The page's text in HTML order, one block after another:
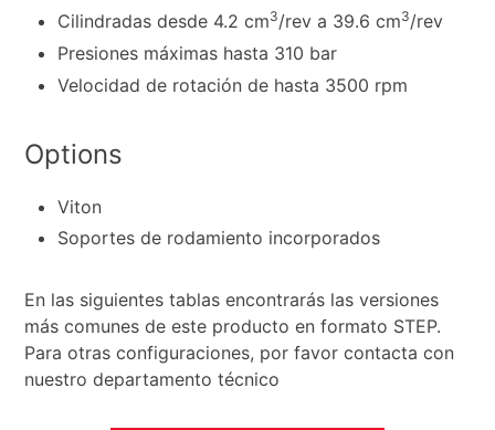
Cilindradas desde 4.2 cm3/rev a 39.6 cm3/rev
Presiones máximas hasta 310 bar
Velocidad de rotación de hasta 3500 rpm
Options
Viton
Soportes de rodamiento incorporados
En las siguientes tablas encontrarás las versiones
más comunes de este producto en formato STEP.
Para otras configuraciones, por favor contacta con
nuestro departamento técnico